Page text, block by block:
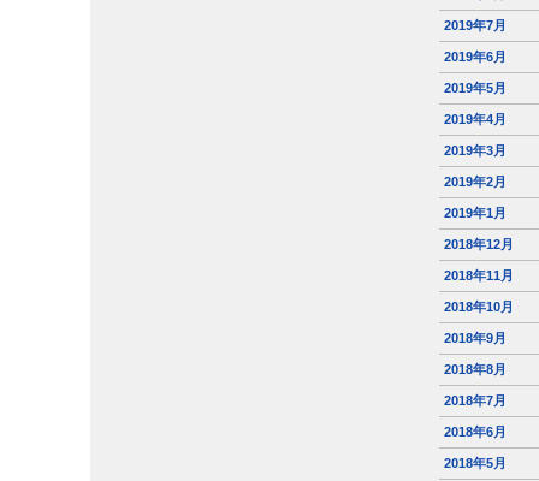
2019年7月
2019年6月
2019年5月
2019年4月
2019年3月
2019年2月
2019年1月
2018年12月
2018年11月
2018年10月
2018年9月
2018年8月
2018年7月
2018年6月
2018年5月